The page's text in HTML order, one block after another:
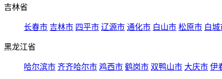
吉林省
长春市 吉林市 四平市 辽源市 通化市 白山市 松原市 白城
黑龙江省
哈尔滨市 齐齐哈尔市 鸡西市 鹤岗市 双鸭山市 大庆市 伊